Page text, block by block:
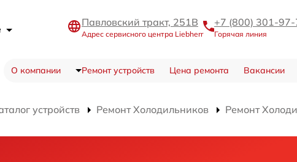
Павловский тракт, 251В
Адрес сервисного центра Liebherr
+7 (800) 301-
Горячая линия
О компании Ремонт устройств Цена ремонта Вакансии
устройств Ремонт Холодильников Ремонт